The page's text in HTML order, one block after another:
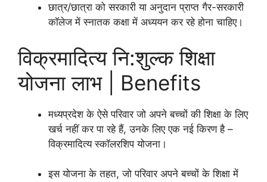
छात्र/छात्रा को सरकारी या अनुदान प्राप्त गैर-सरकारी
कॉलेज में स्नातक कक्षा में अध्ययन कर रहे होना चाहिए।
विक्रमादित्य नि:शुल्क शिक्षा
योजना लाभ | Benefits
मध्यप्रदेश के ऐसे परिवार जो अपने बच्चों की शिक्षा के लिए
खर्च नहीं कर पा रहे हैं, उनके लिए एक नई किरण है –
विक्रमादित्य स्कॉलरशिप योजना।
इस योजना के तहत, जो परिवार अपने बच्चों के शिक्षा में